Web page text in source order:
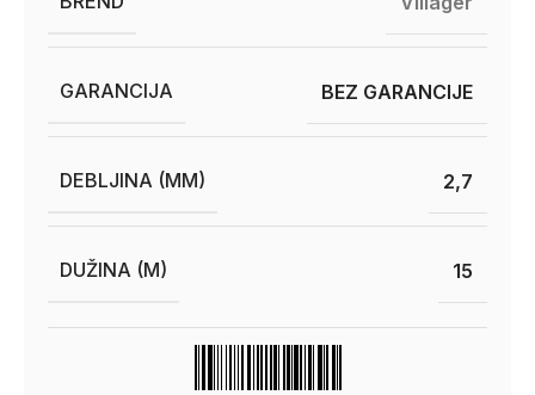
GARANCIJA BEZ GARANCIJE
DEBLJINA (MM) 2,7
DUŽINA (M) 15